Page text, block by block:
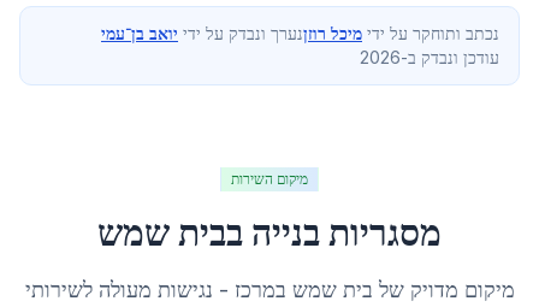
נכתב ותוחקר על ידי מיכל רוזןנערך ונבדק על ידי יואב בן־עמי
עודכן ונבדק ב-2026
מיקום השירות
מסגריות בנייה בבית שמש
מיקום מדויק של בית שמש במרכז - נגישות מעולה לשירותי